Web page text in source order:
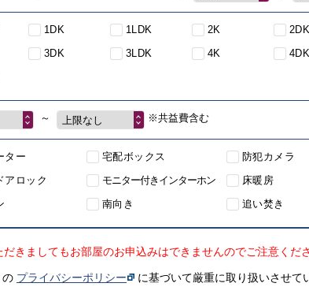
1DK 1LDK 2K 2DK
3DK 3LDK 4K 4DK
～ 上限なし ※共益費含む
ター 宅配ボックス 防犯カメラ
アロック
モニター付きインターホン 床暖房
南向き 追い焚き
きましてもお部屋のお申込みはできませんのでご注意くださ
の プライバシーポリシー に基づいて厳重に取り扱いさせて